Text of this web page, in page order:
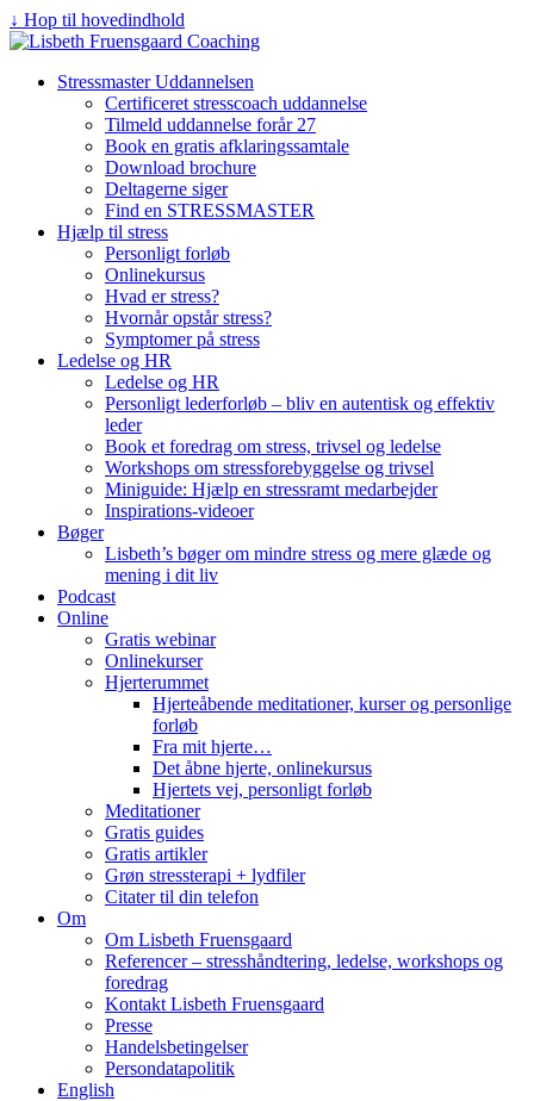
↓ Hop til hovedindhold
Stressmaster Uddannelsen
Certificeret stresscoach uddannelse
Tilmeld uddannelse forår 27
Book en gratis afklaringssamtale
Download brochure
Deltagerne siger
Find en STRESSMASTER
Hjælp til stress
Personligt forløb
Onlinekursus
Hvad er stress?
Hvornår opstår stress?
Symptomer på stress
Ledelse og HR
Ledelse og HR
Personligt lederforløb – bliv en autentisk og effektiv
leder
Book et foredrag om stress, trivsel og ledelse
Workshops om stressforebyggelse og trivsel
Miniguide: Hjælp en stressramt medarbejder
Inspirations-videoer
Bøger
Lisbeth’s bøger om mindre stress og mere glæde og
mening i dit liv
Podcast
Online
Gratis webinar
Onlinekurser
Hjerterummet
Hjerteåbende meditationer, kurser og personlige
forløb
Fra mit hjerte…
Det åbne hjerte, onlinekursus
Hjertets vej, personligt forløb
Meditationer
Gratis guides
Gratis artikler
Grøn stressterapi + lydfiler
Citater til din telefon
Om
Om Lisbeth Fruensgaard
Referencer – stresshåndtering, ledelse, workshops og
foredrag
Kontakt Lisbeth Fruensgaard
Presse
Handelsbetingelser
Persondatapolitik
English